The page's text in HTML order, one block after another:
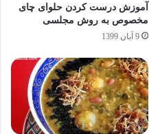
آموزش درست کردن حلوای چای
مخصوص به روش مجلسی
9 آبان 1399